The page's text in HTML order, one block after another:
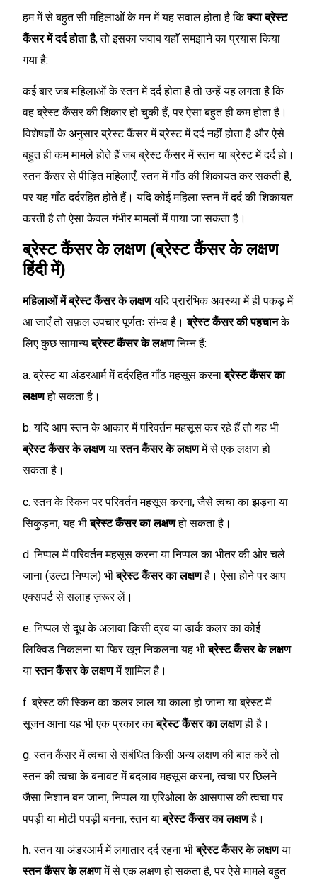
हम में से बहुत सी महिलाओं के मन में यह सवाल होता है किक्या ब्रेस्ट
कैंसर में दर्द होता है, तो इसका जवाब यहाँ समझाने का प्रयास किया
गया है:
कई बार जब महिलाओं के स्तन में दर्द होता है तो उन्हें यह लगता है कि
वह ब्रेस्ट कैंसर की शिकार हो चुकी हैं, पर ऐसा बहुत ही कम होता है।
विशेषज्ञों के अनुसार ब्रेस्ट कैंसर में ब्रेस्ट में दर्द नहीं होता है और ऐसे
बहुत ही कम मामले होते हैं जब ब्रेस्ट कैंसर में स्तन या ब्रेस्ट में दर्द हो।
स्तन कैंसर से पीड़ित महिलाएँ, स्तन में गाँठ की शिकायत कर सकती हैं,
पर यह गाँठ दर्दरहित होते हैं। यदि कोई महिला स्तन में दर्द की शिकायत
करती है तो ऐसा केवल गंभीर मामलों में पाया जा सकता है।
ब्रेस्ट कैंसर के लक्षण (ब्रेस्ट कैंसर के लक्षण
हिंदी में)
महिलाओं में ब्रेस्ट कैंसर के लक्षणयदि प्रारंभिक अवस्था में ही पकड़ में
आ जाएँ तो सफ़ल उपचार पूर्णतः संभव है।ब्रेस्ट कैंसर की पहचानके
लिए कुछ सामान्यब्रेस्ट कैंसर के लक्षणनिम्न हैं:
a. ब्रेस्ट या अंडरआर्म में दर्दरहित गाँठ महसूस करनाब्रेस्ट कैंसर का
लक्षणहो सकता है।
b. यदि आप स्तन के आकार में परिवर्तन महसूस कर रहे हैं तो यह भी
ब्रेस्ट कैंसर के लक्षणयास्तन कैंसर के लक्षणमें से एक लक्षण हो
सकता है।
c. स्तन के स्किन पर परिवर्तन महसूस करना, जैसे त्वचा का झड़ना या
सिकुड़ना, यह भीब्रेस्ट कैंसर का लक्षणहो सकता है।
d. निप्पल में परिवर्तन महसूस करना या निप्पल का भीतर की ओर चले
जाना (उल्टा निप्पल) भीब्रेस्ट कैंसर का लक्षणहै। ऐसा होने पर आप
एक्सपर्ट से सलाह ज़रूर लें।
e. निप्पल से दूध के अलावा किसी द्रव या डार्क कलर का कोई
लिक्विड निकलना या फिर खून निकलना यह भीब्रेस्ट कैंसर के लक्षण
यास्तन कैंसर के लक्षणमें शामिल है।
f. ब्रेस्ट की स्किन का कलर लाल या काला हो जाना या ब्रेस्ट में
सूजन आना यह भी एक प्रकार काब्रेस्ट कैंसर का लक्षणही है।
g. स्तन कैंसर में त्वचा से संबंधित किसी अन्य लक्षण की बात करें तो
स्तन की त्वचा के बनावट में बदलाव महसूस करना, त्वचा पर छिलने
जैसा निशान बन जाना, निप्पल या एरिओला के आसपास की त्वचा पर
पपड़ी या मोटी पपड़ी बनना, स्तन याब्रेस्ट कैंसर का लक्षणहै।
h.स्तन या अंडरआर्म में लगातार दर्द रहना भीब्रेस्ट कैंसर के लक्षणया
स्तन कैंसर के लक्षणमें से एक लक्षण हो सकता है, पर ऐसे मामले बहुत